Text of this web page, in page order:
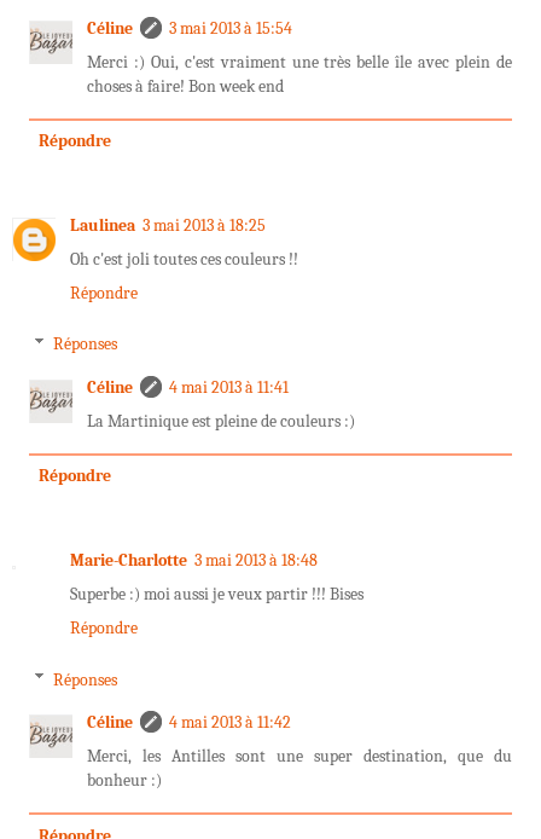
Céline
3 mai 2013 à 15:54
Merci :) Oui, c'est vraiment une très belle île avec plein de
choses à faire! Bon week end
Répondre
Laulinea 3 mai 2013 à 18:25
Oh c'est joli toutes ces couleurs !!
Répondre
Réponses
Céline
4 mai 2013 à 11:41
La Martinique est pleine de couleurs :)
Répondre
Marie-Charlotte 3 mai 2013 à 18:48
Superbe :) moi aussi je veux partir !!! Bises
Répondre
Réponses
Céline
4 mai 2013 à 11:42
Merci, les Antilles sont une super destination, que du
bonheur :)